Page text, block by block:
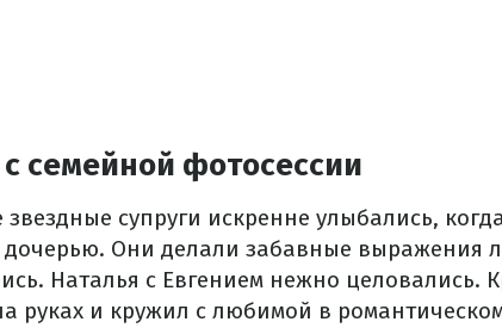
семейной фотосессии
звездные супруги искренне улыбались,
дочерью. Они делали забавные выражения
Наталья с Евгением нежно целовались.
руках и кружил с любимой в